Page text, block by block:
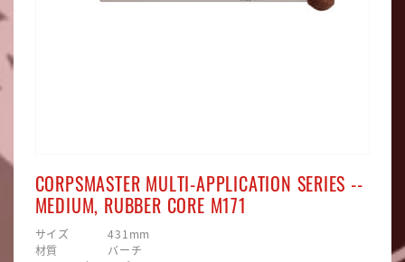
CORPSMASTER MULTI-APPLICATION SERIES --
MEDIUM, RUBBER CORE M171
サイズ 431mm
材質 バーチ